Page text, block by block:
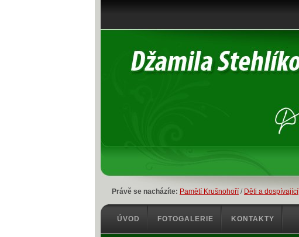
Právě se nacházíte: Pamětí Krušnohoří / Děti a dospívající
ÚVOD FOTOGALERIE KONTAKTY